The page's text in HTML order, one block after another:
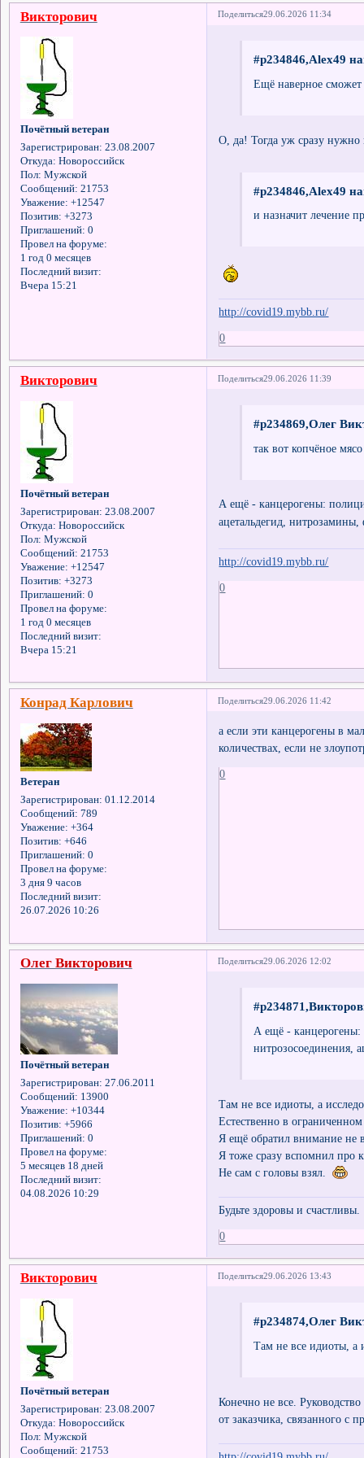
Поделиться29.06.2026 11:34
Викторович
Почётный ветеран
Зарегистрирован: 23.08.2007
Откуда: Новороссийск
Пол: Мужской
Сообщений: 21753
Уважение: +12547
Позитив: +3273
Приглашений: 0
Провел на форуме:
1 год 0 месяцев
Последний визит:
Вчера 15:21
#p234846,Alex49
Ещё наверное сможет
О, да! Тогда уж сразу нужно
#p234846,Alex49
и назначит лечение
http://covid19.mybb.ru/
0
Поделиться29.06.2026 11:39
Викторович
Почётный ветеран
Зарегистрирован: 23.08.2007
Откуда: Новороссийск
Пол: Мужской
Сообщений: 21753
Уважение: +12547
Позитив: +3273
Приглашений: 0
Провел на форуме:
1 год 0 месяцев
Последний визит:
Вчера 15:21
#p234869,Олег
так вот копчёное
А ещё - канцерогены:
ацетальдегид,
http://covid19.mybb.ru/
0
Поделиться29.06.2026 11:42
Конрад Карлович
Ветеран
Зарегистрирован: 01.12.2014
Сообщений: 789
Уважение: +364
Позитив: +646
Приглашений: 0
Провел на форуме:
3 дня 9 часов
Последний визит:
26.07.2026 10:26
а если эти канцерогены в
количествах, если не
0
Поделиться29.06.2026 12:02
Олег Викторович
Почётный ветеран
Зарегистрирован: 27.06.2011
Сообщений: 13900
Уважение: +10344
Позитив: +5966
Приглашений: 0
Провел на форуме:
5 месяцев 18 дней
Последний визит:
04.08.2026 10:29
А ещё - канцерогены:
нитрозосоединения,
Там не все идиоты, а
Естественно в
Я ещё обратил внимание не
Я тоже сразу вспомнил про
Не сам с головы взял.
Будьте здоровы и счастливы.
0
Поделиться29.06.2026 13:43
Викторович
Почётный ветеран
Зарегистрирован: 23.08.2007
Откуда: Новороссийск
Пол: Мужской
Сообщений: 21753
#p234874,Олег
Там не все идиоты, а
Конечно не все.
от заказчика, связанного с